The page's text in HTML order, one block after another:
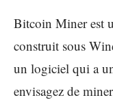
Bitcoin Miner est
construit sous
un logiciel qui a
envisagez de